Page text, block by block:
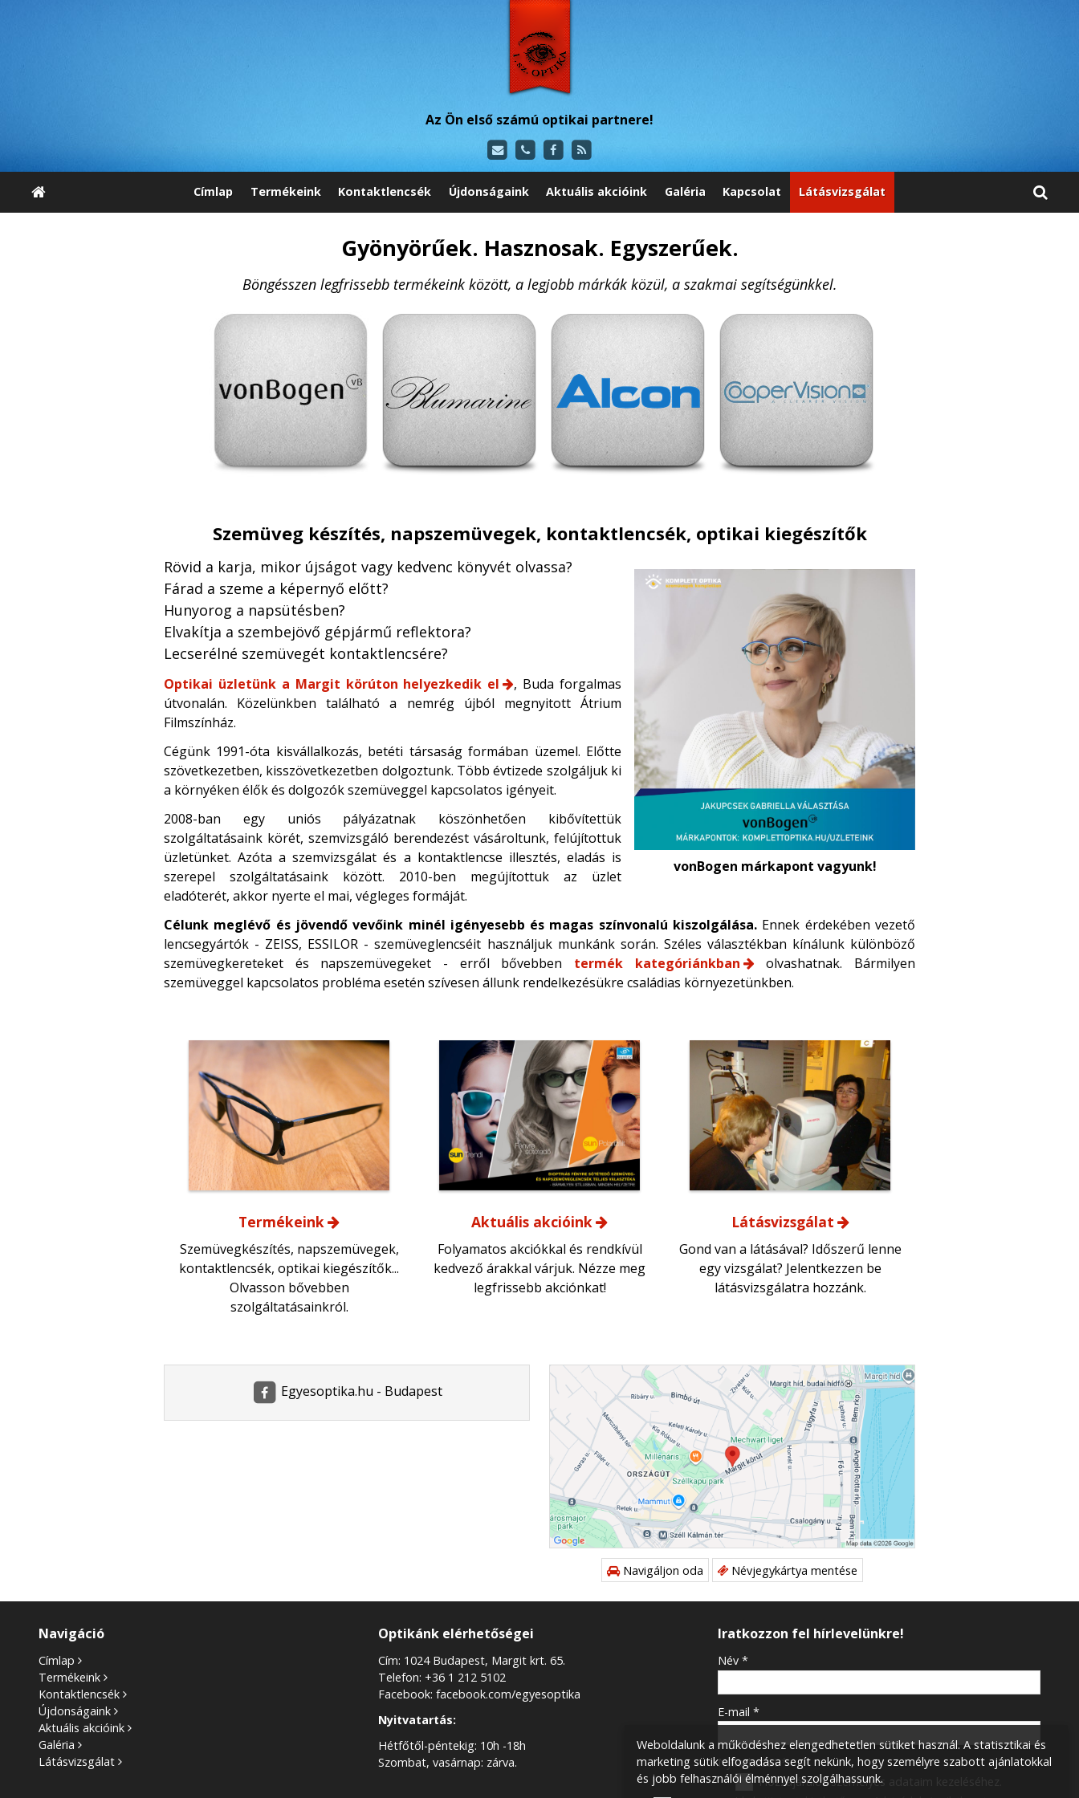
Az Ön első számú optikai partnere!
Címlap Termékeink Kontaktlencsék Újdonságaink Aktuális akcióink Galéria Kapcsolat Látásvizsgálat
Gyönyörűek. Hasznosak. Egyszerűek.
Böngésszen legfrissebb termékeink között, a legjobb márkák közül, a szakmai segítségünkkel.
Szemüveg készítés, napszemüvegek, kontaktlencsék, optikai kiegészítők
vonBogen márkapont vagyunk!
Rövid a karja, mikor újságot vagy kedvenc könyvét olvassa?
Fárad a szeme a képernyő előtt?
Hunyorog a napsütésben?
Elvakítja a szembejövő gépjármű reflektora?
Lecserélné szemüvegét kontaktlencsére?
Optikai üzletünk a Margit körúton helyezkedik el
, Buda forgalmas
útvonalán. Közelünkben található a nemrég újból megnyitott Átrium
Filmszínház.
Cégünk 1991-óta kisvállalkozás, betéti társaság formában üzemel. Előtte
szövetkezetben, kisszövetkezetben dolgoztunk. Több évtizede szolgáljuk ki
a környéken élők és dolgozók szemüveggel kapcsolatos igényeit.
2008-ban egy uniós pályázatnak köszönhetően kibővítettük
szolgáltatásaink körét, szemvizsgáló berendezést vásároltunk, felújítottuk
üzletünket. Azóta a szemvizsgálat és a kontaktlencse illesztés, eladás is
szerepel szolgáltatásaink között. 2010-ben megújítottuk az üzlet
eladóterét, akkor nyerte el mai, végleges formáját.
Célunk meglévő és jövendő vevőink minél igényesebb és magas színvonalú kiszolgálása. Ennek érdekében vezető
lencsegyártók - ZEISS, ESSILOR - szemüveglencséit használjuk munkánk során. Széles választékban kínálunk különböző
szemüvegkereteket és napszemüvegeket - erről bővebben termék kategóriánkban
olvashatnak. Bármilyen
szemüveggel kapcsolatos probléma esetén szívesen állunk rendelkezésükre családias környezetünkben.
Termékeink
Szemüvegkészítés, napszemüvegek,
kontaktlencsék, optikai kiegészítők...
Olvasson bővebben
szolgáltatásainkról.
Aktuális akcióink
Folyamatos akciókkal és rendkívül
kedvező árakkal várjuk. Nézze meg
legfrissebb akciónkat!
Látásvizsgálat
Gond van a látásával? Időszerű lenne
egy vizsgálat? Jelentkezzen be
látásvizsgálatra hozzánk.
Egyesoptika.hu - Budapest
Navigáljon oda Névjegykártya mentése
Navigáció
Címlap
Termékeink
Kontaktlencsék
Újdonságaink
Aktuális akcióink
Galéria
Látásvizsgálat
Optikánk elérhetőségei
Cím: 1024 Budapest, Margit krt. 65.
Telefon: +36 1 212 5102
Facebook:facebook.com/egyesoptika
Nyitvatartás:
Hétfőtől-péntekig: 10h -18h
Szombat, vasárnap: zárva.
Iratkozzon fel hírlevelünkre!
-
-
-
Név*
E-mail*
Nyilatkozat *
Hozzájárulok személyes adataim kezeléséhez.
Weboldalunk a működéshez elengedhetetlen sütiket használ. A statisztikai és
marketing sütik elfogadása segít nekünk, hogy személyre szabott ajánlatokkal
és jobb felhasználói élménnyel szolgálhassunk.